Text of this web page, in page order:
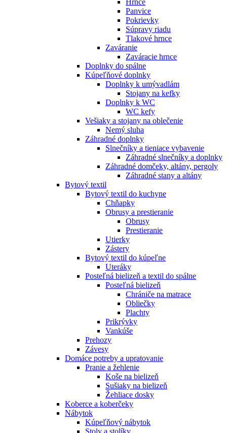
Hrnce
Panvice
Pokrievky
Súpravy riadu
Tlakové hrnce
Zaváranie
Zaváracie hrnce
Doplnky do spálne
Kúpeľňové doplnky
Doplnky k umývadlám
Stojany na kefky
Doplnky k WC
WC kefy
Vešiaky a stojany na oblečenie
Nemý sluha
Záhradné doplnky
Slnečníky a tieniace vybavenie
Záhradné slnečníky a doplnky
Záhradné domčeky, altány, pergoly
Záhradné stany a altány
Bytový textil
Bytový textil do kuchyne
Chňapky
Obrusy a prestieranie
Obrusy
Prestieranie
Utierky
Zástery
Bytový textil do kúpeľne
Uteráky
Posteľná bielizeň a textil do spálne
Posteľná bielizeň
Chrániče na matrace
Obliečky
Plachty
Prikrývky
Vankúše
Prehozy
Závesy
Domáce potreby a upratovanie
Pranie a žehlenie
Koše na bielizeň
Sušiaky na bielizeň
Žehliace dosky
Koberce a koberčeky
Nábytok
Kúpeľňový nábytok
Stoly a stolíky